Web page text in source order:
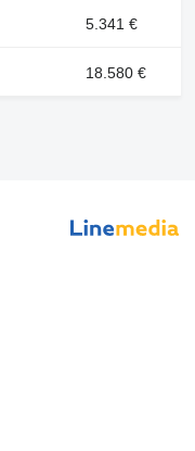
5.341 €
18.580 €